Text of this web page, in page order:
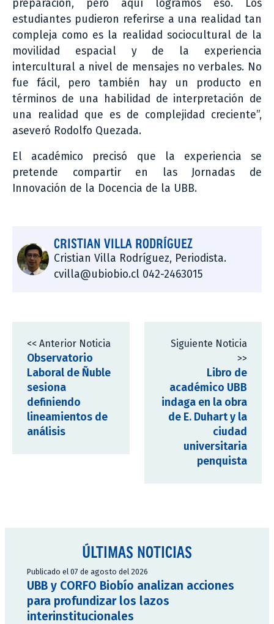
preparación, pero aquí logramos eso. Los
estudiantes pudieron referirse a una realidad tan
compleja como es la realidad sociocultural de la
movilidad espacial y de la experiencia
intercultural a nivel de mensajes no verbales. No
fue fácil, pero también hay un producto en
términos de una habilidad de interpretación de
una realidad que es de complejidad creciente”,
aseveró Rodolfo Quezada.
El académico precisó que la experiencia se
pretende compartir en las Jornadas de
Innovación de la Docencia de la UBB.
CRISTIAN VILLA RODRÍGUEZ
Cristian Villa Rodríguez, Periodista.
cvilla@ubiobio.cl 042-2463015
<< Anterior Noticia
Observatorio
Laboral de Ñuble
sesiona
definiendo
lineamientos de
análisis
Siguiente Noticia
>>
Libro de
académico UBB
indaga en la obra
de E. Duhart y la
ciudad
universitaria
penquista
ÚLTIMAS NOTICIAS
Publicado el 07 de agosto del 2026
UBB y CORFO Biobío analizan acciones
para profundizar los lazos
interinstitucionales